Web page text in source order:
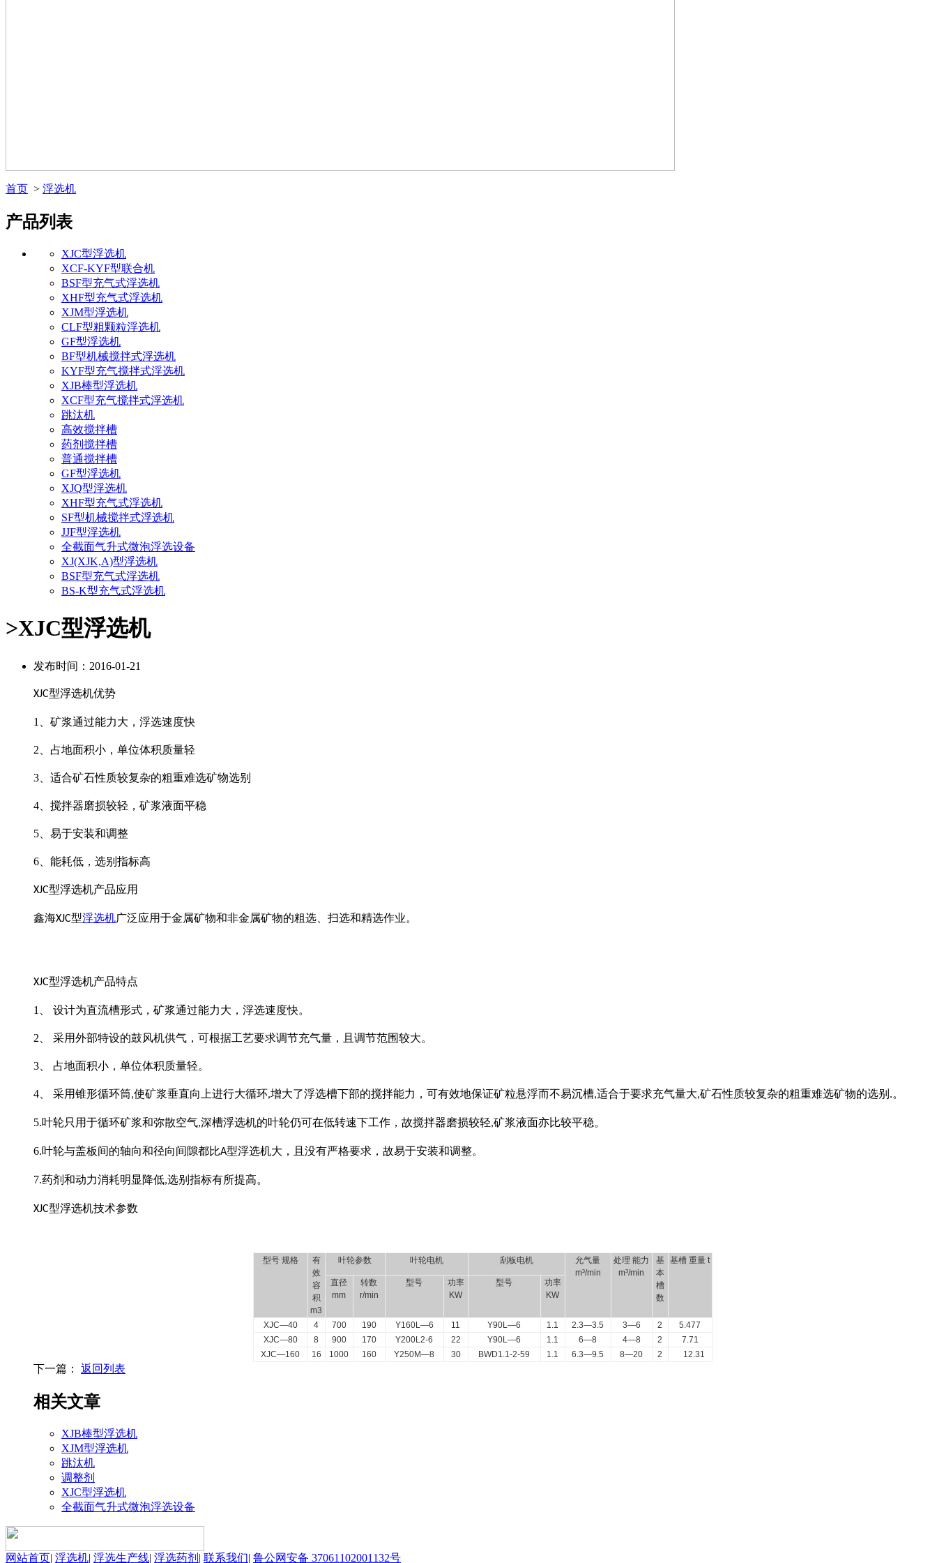
首页 > 浮选机
产品列表
XJC型浮选机
XCF-KYF型联合机
BSF型充气式浮选机
XHF型充气式浮选机
XJM型浮选机
CLF型粗颗粒浮选机
GF型浮选机
BF型机械搅拌式浮选机
KYF型充气搅拌式浮选机
XJB棒型浮选机
XCF型充气搅拌式浮选机
跳汰机
高效搅拌槽
药剂搅拌槽
普通搅拌槽
GF型浮选机
XJQ型浮选机
XHF型充气式浮选机
SF型机械搅拌式浮选机
JJF型浮选机
全截面气升式微泡浮选设备
XJ(XJK,A)型浮选机
BSF型充气式浮选机
BS-K型充气式浮选机
>XJC型浮选机
发布时间：2016-01-21
XJC型浮选机优势
1 、矿浆通过能力大，浮选速度快
2 、占地面积小，单位体积质量轻
3 、适合矿石性质较复杂的粗重难选矿物选别
4 、搅拌器磨损较轻，矿浆液面平稳
5 、易于安装和调整
6 、能耗低，选别指标高
XJC型浮选机产品应用
鑫海XJC型浮选机广泛应用于金属矿物和非金属矿物的粗选、扫选和精选作业。
XJC型浮选机产品特点
1 、 设计为直流槽形式，矿浆通过能力大，浮选速度快。
2 、 采用外部特设的鼓风机供气，可根据工艺要求调节充气量，且调节范围较大。
3 、 占地面积小，单位体积质量轻。
4 、 采用锥形循环筒,使矿浆垂直向上进行大循环,增大了浮选槽下部的搅拌能力，可有效地保证矿粒悬浮而不易沉槽,适合于要求充气量大,矿石性质较复杂的粗重难选矿物的选别 .。
5.叶轮只用于循环矿浆和弥散空气,深槽浮选机的叶轮仍可在低转速下工作，故搅拌器磨损较轻,矿浆液面亦比较平稳。
6.叶轮与盖板间的轴向和径向间隙都比A型浮选机大，且没有严格要求，故易于安装和调整。
7.药剂和动力消耗明显降低,选别指标有所提高。
XJC型浮选机技术参数
型号 规格
有
效
容
积
m3
叶轮参数 叶轮电机 刮板电机
允气量
m³/min
处理 能力
m³/min
基
本
槽
数
基槽 重量 t
直径
mm
转数
r/min
型号
功率
KW
型号
功率
KW
XJC—40 4 700 190 Y160L—6 11 Y90L—6 1.1 2.3—3.5 3—6 2
5.477
XJC—80
8 900 170 Y200L2-6 22 Y90L—6 1.1 6—8 4—8 2
7.71
XJC—160
16 1000 160 Y250M—8 30 BWD1.1-2-59 1.1 6.3—9.5 8—20 2 12.31
下一篇： 返回列表
相关文章
XJB棒型浮选机
XJM型浮选机
跳汰机
调整剂
XJC型浮选机
全截面气升式微泡浮选设备
网站首页| 浮选机| 浮选生产线| 浮选药剂 | 联系我们| 鲁公网安备 37061102001132号